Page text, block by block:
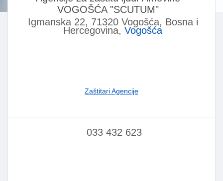
VOGOŠĆA "SCUTUM"
Igmanska 22, 71320 Vogošća, Bosna i
Hercegovina, Vogošća
Zaštitari Agencije
033 432 623